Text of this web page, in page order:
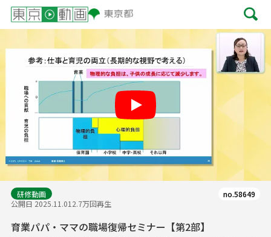
研修動画
公開日 2025.11.012.7万回再生
no.58649
育業パパ・ママの職場復帰セミナー【第2部】